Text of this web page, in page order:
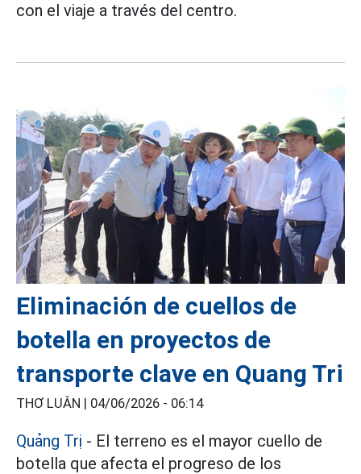
con el viaje a través del centro.
Eliminación de cuellos de
botella en proyectos de
transporte clave en Quang Tri
THƠ LUÂN | 04/06/2026 - 06:14
Quảng Trị - El terreno es el mayor cuello de
botella que afecta el progreso de los